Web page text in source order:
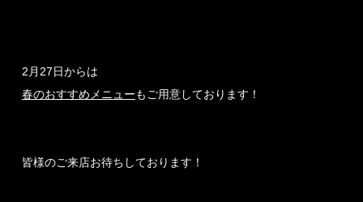
2月27日からは
春のおすすめメニューもご用意しております！
皆様のご来店お待ちしております！